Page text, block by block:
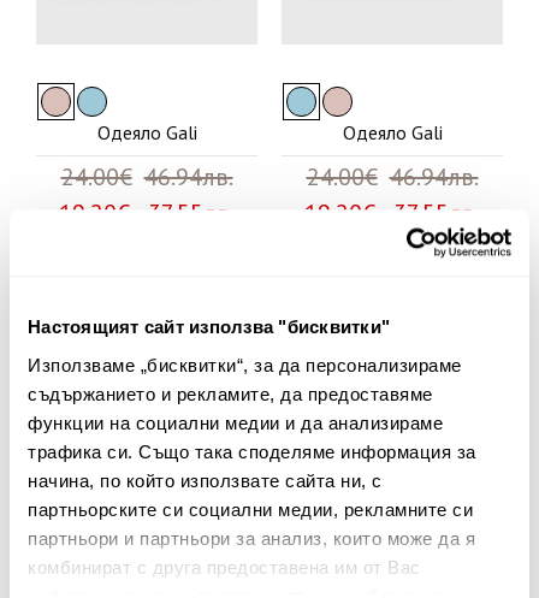
Настоящият сайт използва "бисквитки"
Използваме „бисквитки“, за да персонализираме
съдържанието и рекламите, да предоставяме
функции на социални медии и да анализираме
трафика си. Също така споделяме информация за
начина, по който използвате сайта ни, с
партньорските си социални медии, рекламните си
партньори и партньори за анализ, които може да я
комбинират с друга предоставена им от Вас
Одеяло Gali
24.00€ 46.94лв.
19.20€ 37.55лв.
Одеяло Gali
24.00€ 46.94лв.
19.20€ 37.55лв.